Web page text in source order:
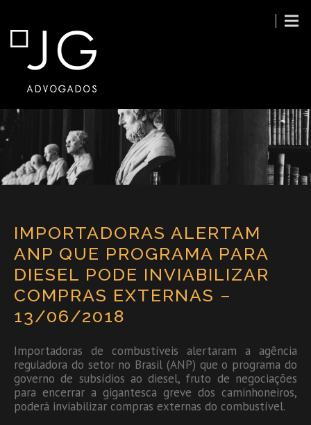
IMPORTADORAS ALERTAM
ANP QUE PROGRAMA PARA
DIESEL PODE INVIABILIZAR
COMPRAS EXTERNAS –
13/06/2018
Importadoras de combustíveis alertaram a agência
reguladora do setor no Brasil (ANP) que o programa do
governo de subsídios ao diesel, fruto de negociações
para encerrar a gigantesca greve dos caminhoneiros,
poderá inviabilizar compras externas do combustível.